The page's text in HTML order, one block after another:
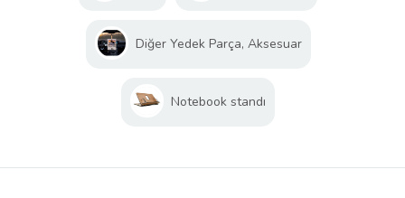
Diğer Yedek Parça, Aksesuar
Notebook standı